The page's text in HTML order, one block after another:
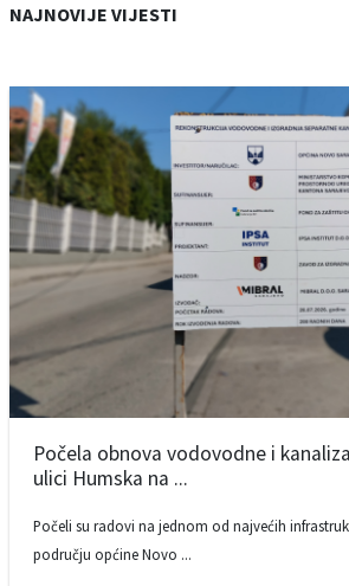
NAJNOVIJE VIJESTI
Počela obnova vodovodne i
ulici Humska na ...
Počeli su radovi na jednom od najvećih
području općine Novo ...